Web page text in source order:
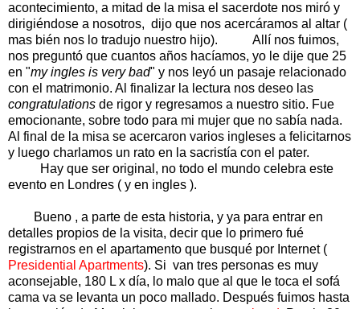
acontecimiento, a mitad de la misa el sacerdote nos miró y
dirigiéndose a nosotros, dijo que nos acercáramos al altar (
mas bién nos lo tradujo nuestro hijo). Allí nos fuimos,
nos preguntó que cuantos años hacíamos, yo le dije que 25
en "my ingles is very bad" y nos leyó un pasaje relacionado
con el matrimonio. Al finalizar la lectura nos deseo las
congratulations de rigor y regresamos a nuestro sitio. Fue
emocionante, sobre todo para mi mujer que no sabía nada.
Al final de la misa se acercaron varios ingleses a felicitarnos
y luego charlamos un rato en la sacristía con el pater.
Hay que ser original, no todo el mundo celebra este
evento en Londres ( y en ingles ).
Bueno , a parte de esta historia, y ya para entrar en
detalles propios de la visita, decir que lo primero fué
registrarnos en el apartamento que busqué por Internet (
Presidential Apartments). Si van tres personas es muy
aconsejable, 180 L x día, lo malo que al que le toca el sofá
cama va se levanta un poco mallado. Después fuimos hasta